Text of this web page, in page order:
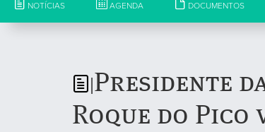
NOTÍCIAS AGENDA DOCUMENTOS
Presidente
Roque do